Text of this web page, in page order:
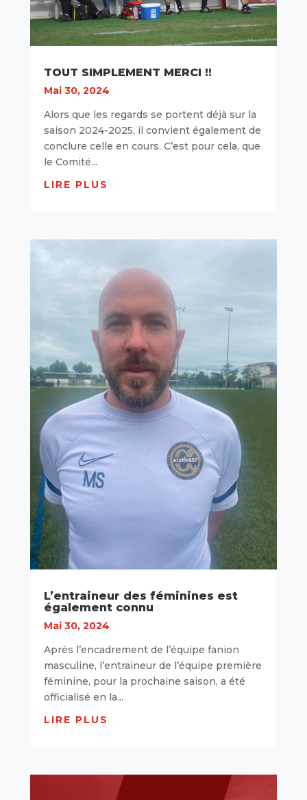
TOUT SIMPLEMENT MERCI !!
Mai 30, 2024
Alors que les regards se portent déjà sur la
saison 2024-2025, il convient également de
conclure celle en cours. C’est pour cela, que
le Comité...
LIRE PLUS
L’entraineur des féminines est
également connu
Mai 30, 2024
Après l’encadrement de l’équipe fanion
masculine, l’entraineur de l’équipe première
féminine, pour la prochaine saison, a été
officialisé en la...
LIRE PLUS